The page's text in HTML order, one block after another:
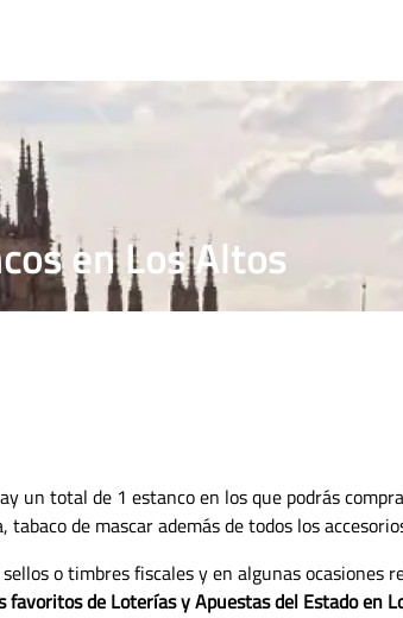
en Los Altos
un total de 1 estanco en los que podrás
de mascar además de todos los
o timbres fiscales y en algunas ocasiones
favoritos de Loterías y Apuestas del Estado en